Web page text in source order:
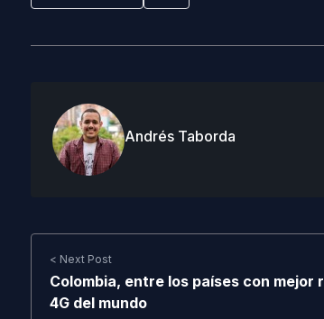
Andrés Taborda
< Next Post
Colombia, entre los países con mejor
4G del mundo